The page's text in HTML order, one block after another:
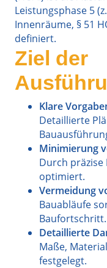
Leistungsphase 5
Innenräume, § 51
definiert.
Ziel der
Klare
Detaillierte
Minimierung
Durch präzise
optimiert.
Vermeidung
Bauabläufe
Baufortschritt.
Detaillierte
Maße,
festgelegt.